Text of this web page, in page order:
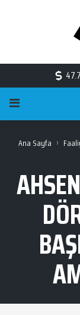
Ana Sayfa ›